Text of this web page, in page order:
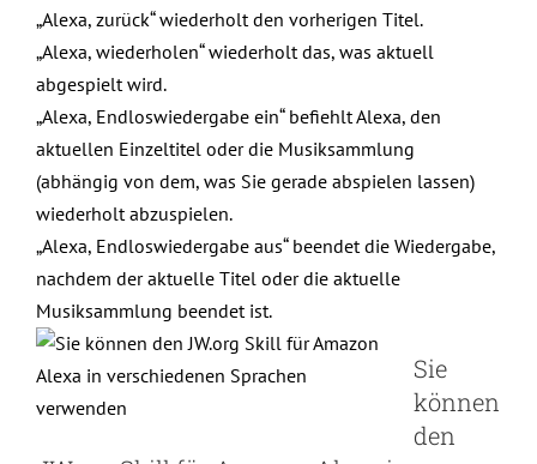
„Alexa, zurück“ wiederholt den vorherigen Titel.
„Alexa, wiederholen“ wiederholt das, was aktuell
abgespielt wird.
„Alexa, Endloswiedergabe ein“ befiehlt Alexa, den
aktuellen Einzeltitel oder die Musiksammlung
(abhängig von dem, was Sie gerade abspielen lassen)
wiederholt abzuspielen.
„Alexa, Endloswiedergabe aus“ beendet die Wiedergabe,
nachdem der aktuelle Titel oder die aktuelle
Musiksammlung beendet ist.
Sie
können
den